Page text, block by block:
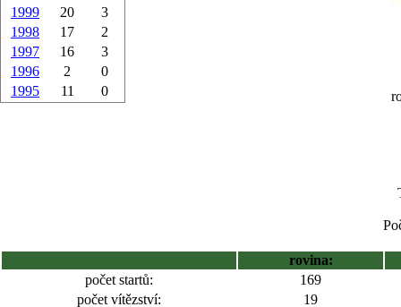
1999
20
3
1998
17
2
1997
16
3
1996
2
0
1995
11 0
rovina:
počet startů:
169
počet vítězství:
19